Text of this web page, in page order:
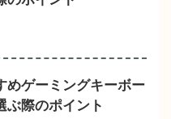
めゲーミングキーボー
ぶ際のポイント